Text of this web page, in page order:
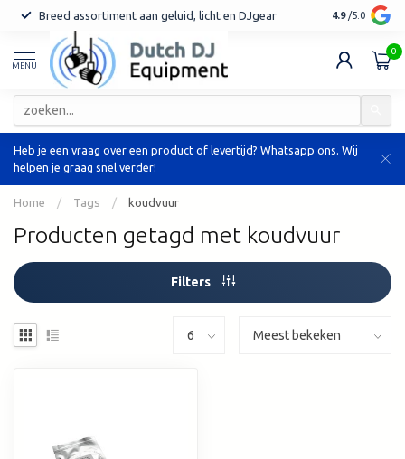
Breed assortiment aan geluid, licht en DJgear Tot 7 jaar
4.9 /5.0
MENU
0
Heb je een vraag over een product of levertijd? Whatsapp ons. Wij
helpen je graag snel verder!
Home / Tags / koudvuur
Producten getagd met koudvuur
Filters